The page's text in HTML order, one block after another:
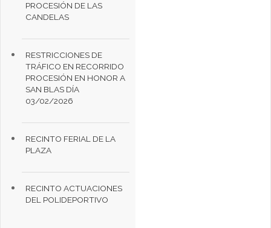
PROCESIÓN DE LAS
CANDELAS
RESTRICCIONES DE
TRÁFICO EN RECORRIDO
PROCESIÓN EN HONOR A
SAN BLAS DÍA
03/02/2026
RECINTO FERIAL DE LA
PLAZA
RECINTO ACTUACIONES
DEL POLIDEPORTIVO